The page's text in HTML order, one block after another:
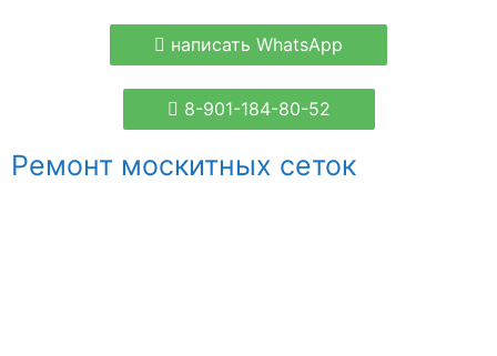
написать WhatsApp
8-901-184-80-52
Ремонт москитных сеток